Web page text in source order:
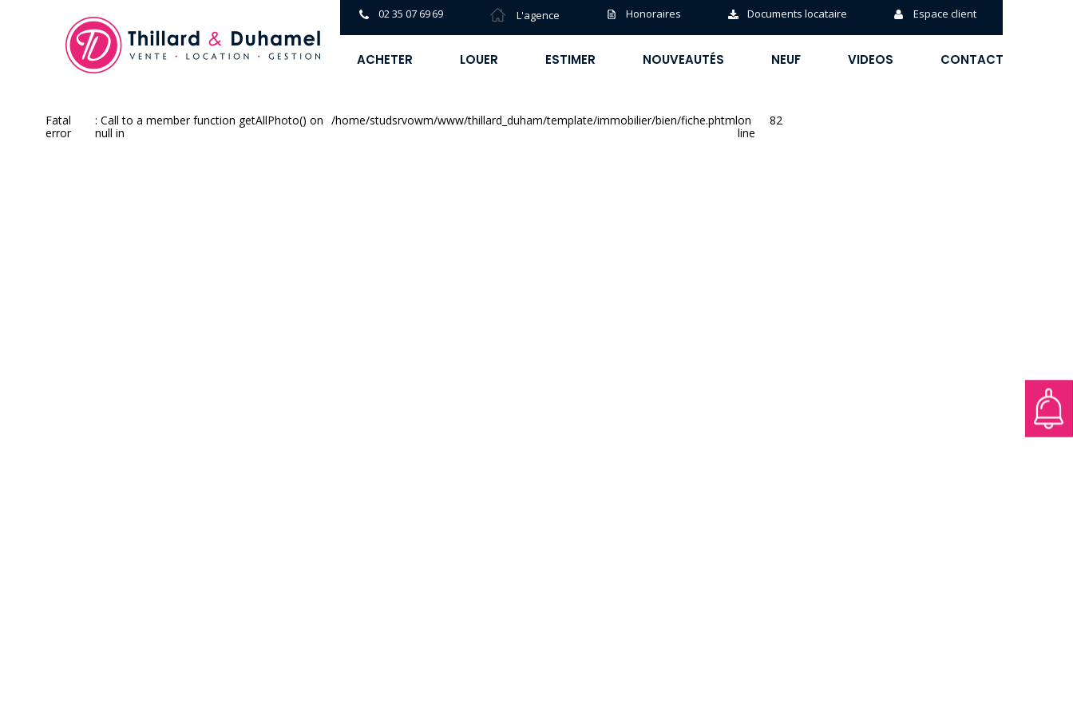
02 35 07 69 69 L'agence Honoraires Documents locataire Espace client
ACHETER LOUER ESTIMER NOUVEAUTÉS NEUF VIDEOS CONTACT
Fatal
error
: Call to a member function getAllPhoto() on
null in
/home/studsrvowm/www/thillard_duham/template/immobilier/bien/fiche.phtmlon
line
82